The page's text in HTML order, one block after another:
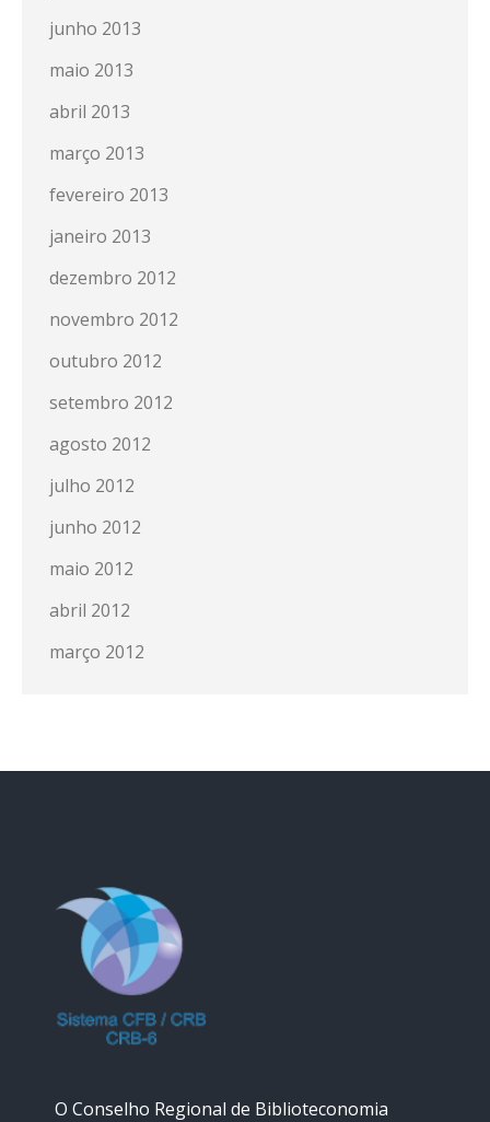
junho 2013
maio 2013
abril 2013
março 2013
fevereiro 2013
janeiro 2013
dezembro 2012
novembro 2012
outubro 2012
setembro 2012
agosto 2012
julho 2012
junho 2012
maio 2012
abril 2012
março 2012
O Conselho Regional de Biblioteconomia